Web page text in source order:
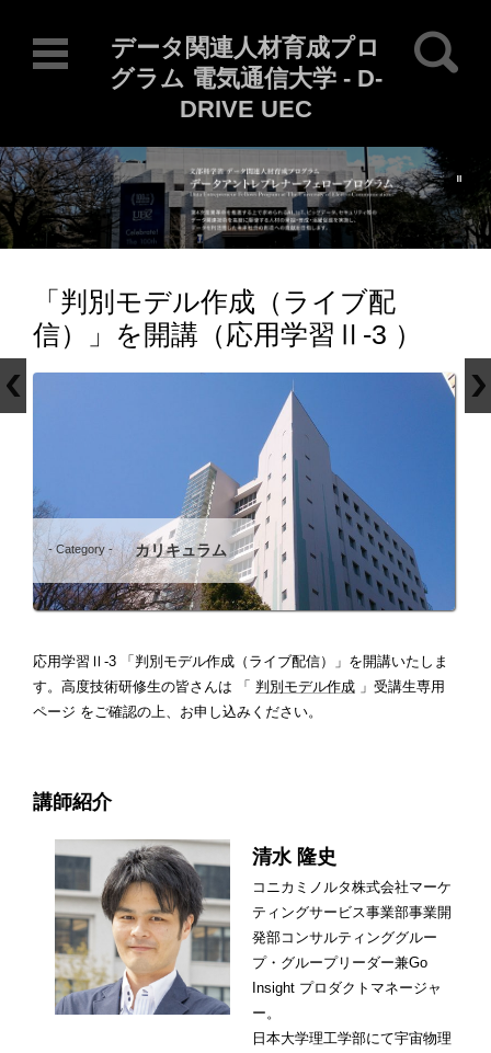
データ関連人材育成プロ
グラム 電気通信大学 - D-
DRIVE UEC
検索:
コンテンツに移動
「判別モデル作成（ライブ配
信）」を開講（応用学習Ⅱ-3 ）
- Category - カリキュラム
応用学習Ⅱ-3 「判別モデル作成（ライブ配信）」を開講いたしま
す。高度技術研修生の皆さんは 「 判別モデル作成 」受講生専用
ページ をご確認の上、お申し込みください。
講師紹介
清水 隆史
コニカミノルタ株式会社マーケ
ティングサービス事業部事業開
発部コンサルティンググルー
プ・グループリーダー兼Go
Insight プロダクトマネージャ
ー。
日本大学理工学部にて宇宙物理